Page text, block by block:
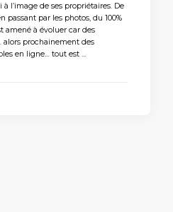
l’image de ses propriétaires. De
passant par les photos, du 100%
amené à évoluer car des
prochainement des
en ligne… tout est …